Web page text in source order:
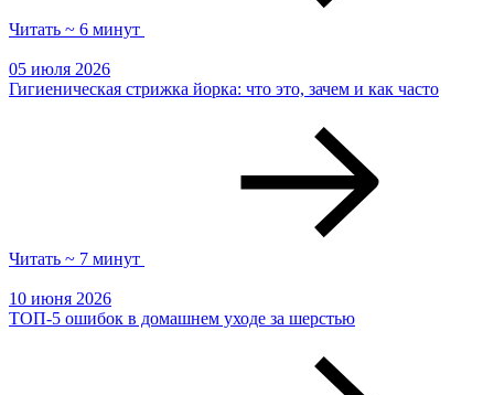
Читать ~ 6 минут
05 июля 2026
Гигиеническая стрижка йорка: что это, зачем и как часто
Читать ~ 7 минут
10 июня 2026
ТОП-5 ошибок в домашнем уходе за шерстью